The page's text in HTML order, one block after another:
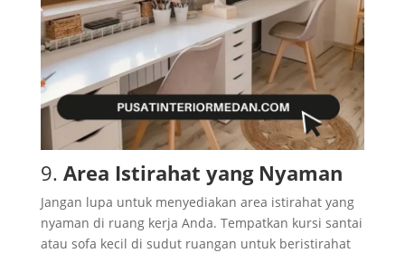
9. Area Istirahat yang Nyaman
Jangan lupa untuk menyediakan area istirahat yang
nyaman di ruang kerja Anda. Tempatkan kursi santai
atau sofa kecil di sudut ruangan untuk beristirahat